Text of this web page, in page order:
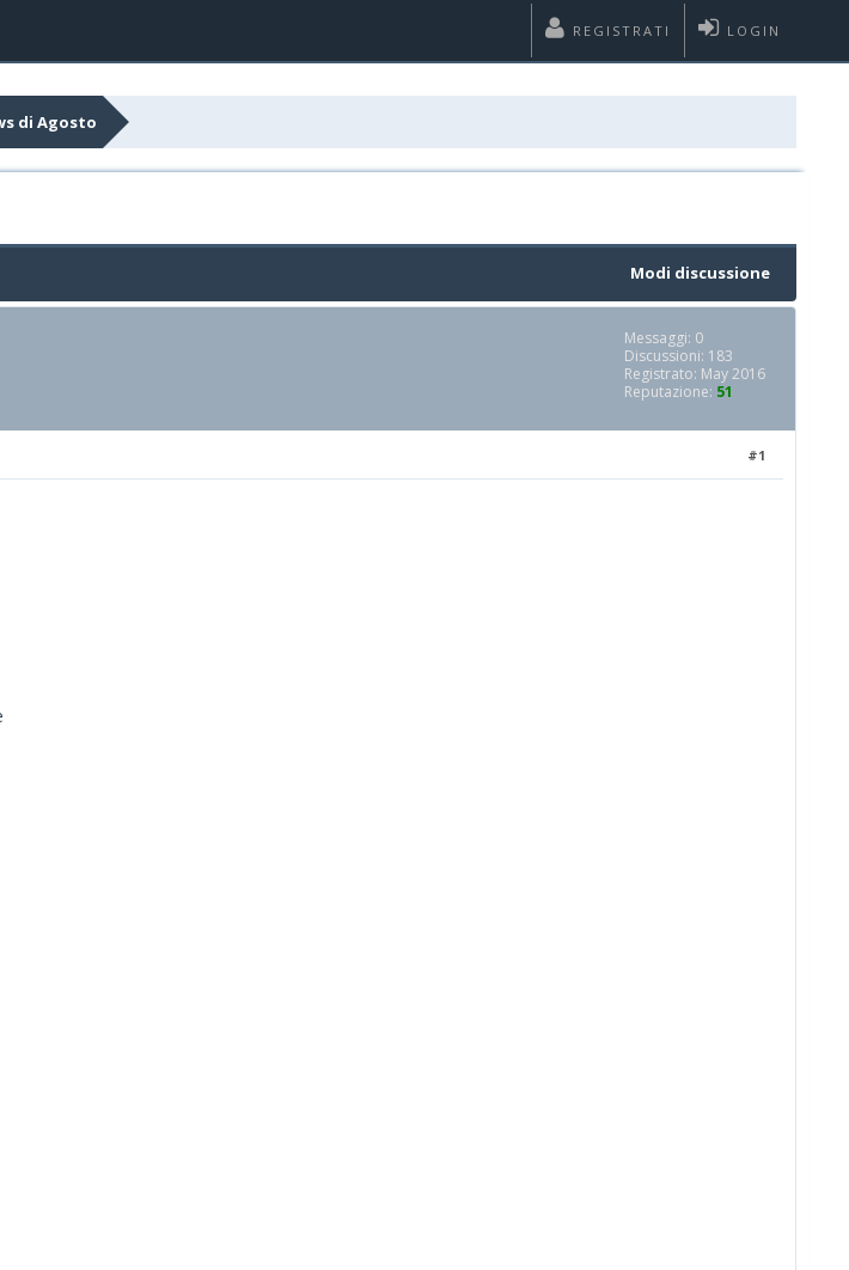
LOGIN
REGISTRATI
di Agosto
Modi discussione
Messaggi: 0
Discussioni: 183
Registrato: May 2016
Reputazione: 51
#1